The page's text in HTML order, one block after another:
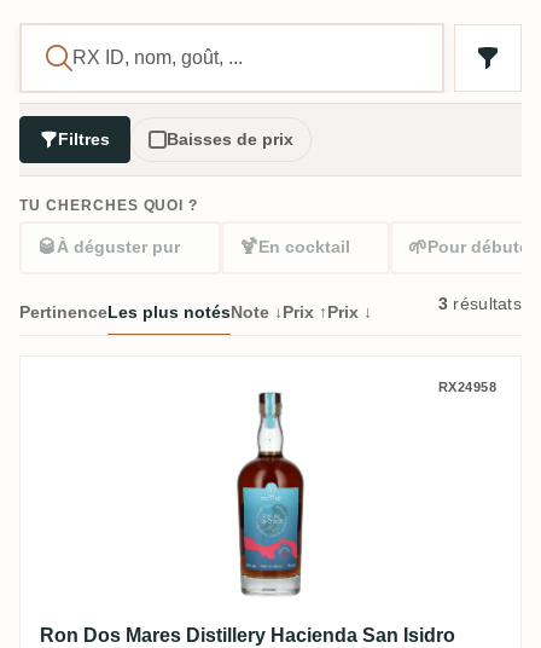
Filtres Baisses de prix
TU CHERCHES QUOI ?
🥃À déguster pur 🍹 En cocktail 🌱 Pour débuter
PertinenceLes plus notésNote ↓Prix ↑Prix ↓ 3 résultats
Ron Dos Mares Distillery Hacienda San
RX24958
Ron Dos Mares Distillery Hacienda San Isidro